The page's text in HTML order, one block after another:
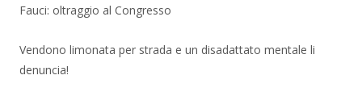
Fauci: oltraggio al Congresso
Vendono limonata per strada e un disadattato mentale li
denuncia!